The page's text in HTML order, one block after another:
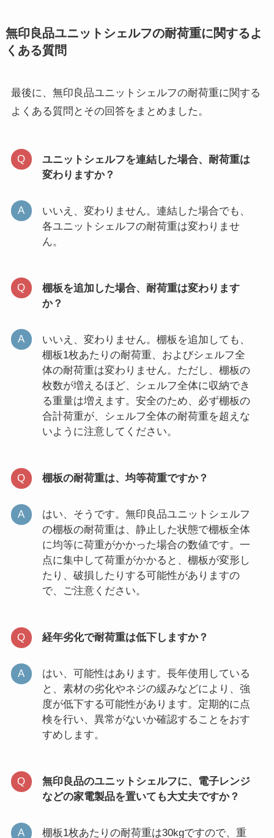
無印良品ユニットシェルフの耐荷重に関するよ
くある質問
最後に、無印良品ユニットシェルフの耐荷重に関する
よくある質問とその回答をまとめました。
ユニットシェルフを連結した場合、耐荷重は
変わりますか？
いいえ、変わりません。連結した場合でも、
各ユニットシェルフの耐荷重は変わりませ
ん。
棚板を追加した場合、耐荷重は変わります
か？
いいえ、変わりません。棚板を追加しても、
棚板1枚あたりの耐荷重、およびシェルフ全
体の耐荷重は変わりません。ただし、棚板の
枚数が増えるほど、シェルフ全体に収納でき
る重量は増えます。安全のため、必ず棚板の
合計荷重が、シェルフ全体の耐荷重を超えな
いように注意してください。
棚板の耐荷重は、均等荷重ですか？
はい、そうです。無印良品ユニットシェルフ
の棚板の耐荷重は、静止した状態で棚板全体
に均等に荷重がかかった場合の数値です。一
点に集中して荷重がかかると、棚板が変形し
たり、破損したりする可能性がありますの
で、ご注意ください。
経年劣化で耐荷重は低下しますか？
はい、可能性はあります。長年使用している
と、素材の劣化やネジの緩みなどにより、強
度が低下する可能性があります。定期的に点
検を行い、異常がないか確認することをおす
すめします。
無印良品のユニットシェルフに、電子レンジ
などの家電製品を置いても大丈夫ですか？
棚板1枚あたりの耐荷重は30kgですので、重